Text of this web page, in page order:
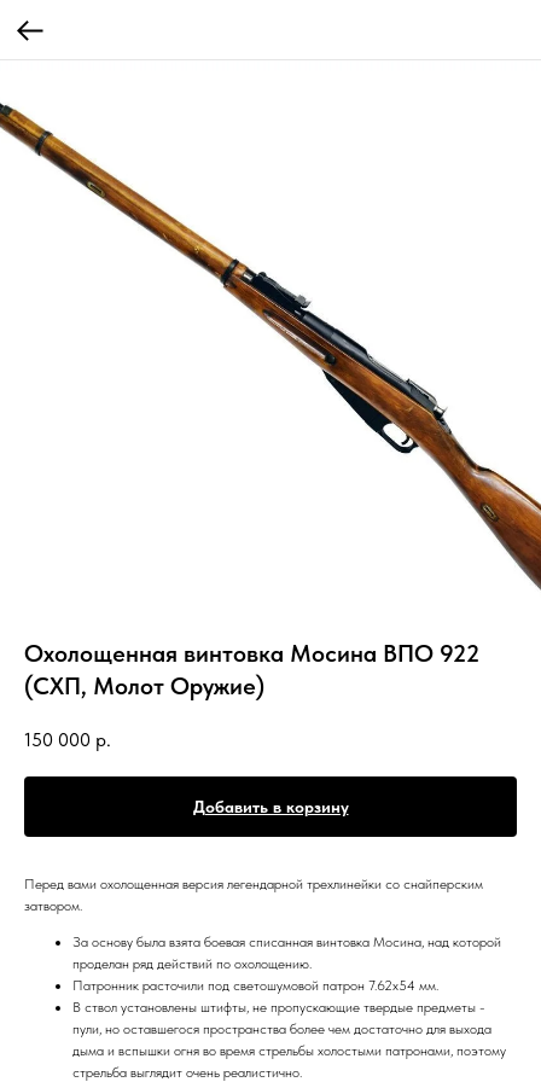
Охолощенная винтовка Мосина ВПО 922
(СХП, Молот Оружие)
150 000 р.
Добавить в корзину
Перед вами охолощенная версия легендарной трехлинейки со снайперским
затвором.
За основу была взята боевая списанная винтовка Мосина, над которой
проделан ряд действий по охолощению.
Патронник расточили под светошумовой патрон 7.62х54 мм.
В ствол установлены штифты, не пропускающие твердые предметы -
пули, но оставшегося пространства более чем достаточно для выхода
дыма и вспышки огня во время стрельбы холостыми патронами, поэтому
стрельба выглядит очень реалистично.